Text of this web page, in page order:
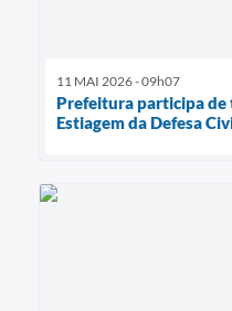
11 MAI 2026 - 09h07
Prefeitura participa
Estiagem da Defesa